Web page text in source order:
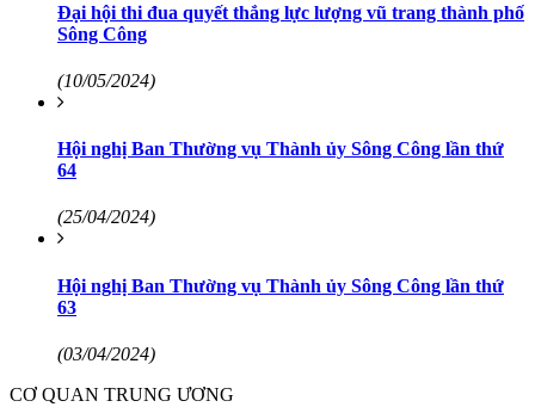
Đại hội thi đua quyết thắng lực lượng vũ trang thành phố
Sông Công
(10/05/2024)
Hội nghị Ban Thường vụ Thành ủy Sông Công lần thứ
64
(25/04/2024)
Hội nghị Ban Thường vụ Thành ủy Sông Công lần thứ
63
(03/04/2024)
CƠ QUAN TRUNG ƯƠNG